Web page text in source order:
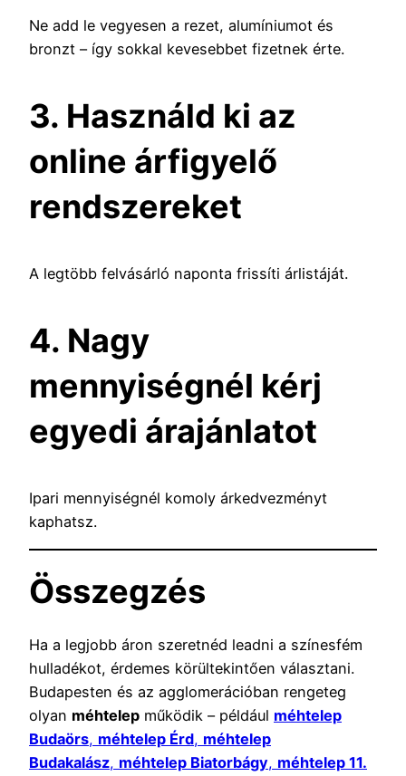
Ne add le vegyesen a rezet, alumíniumot és
bronzt – így sokkal kevesebbet fizetnek érte.
3. Használd ki az
online árfigyelő
rendszereket
A legtöbb felvásárló naponta frissíti árlistáját.
4. Nagy
mennyiségnél kérj
egyedi árajánlatot
Ipari mennyiségnél komoly árkedvezményt
kaphatsz.
Összegzés
Ha a legjobb áron szeretnéd leadni a színesfém
hulladékot, érdemes körültekintően választani.
Budapesten és az agglomerációban rengeteg
olyan méhtelep működik – például méhtelep
Budaörs, méhtelep Érd, méhtelep
Budakalász, méhtelep Biatorbágy, méhtelep 11.